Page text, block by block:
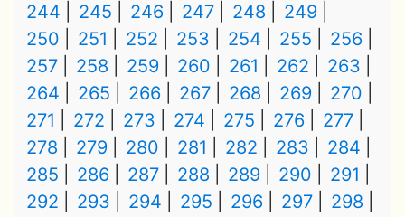
244
245 246 247 248
249
250
251 252 253 254 255
256
257
258 259 260 261 262
263
264
265 266 267 268 269
270
271
272 273 274 275 276
277
278
279 280 281 282 283
284
285
286 287 288 289 290
291
292
293 294 295 296 297
298